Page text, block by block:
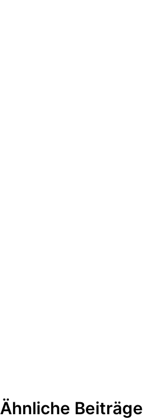
Ähnliche Beiträge